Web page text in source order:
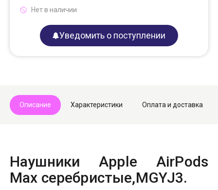
Нет в наличии
Уведомить о поступлении
Описание Характеристики Оплата и доставка
Наушники Apple AirPods
Max серебристые,MGYJ3.